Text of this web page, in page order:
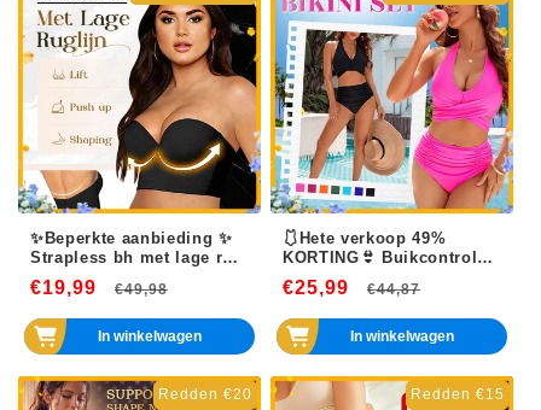
✨Beperkte aanbieding ✨
Strapless bh met lage rug
(Eersteklas stof)
€19,99
Normale
prijs
€49,98 Aanbiedingsprijs
In winkelwagen
🩱Hete verkoop 49%
KORTING👙 Buikcontrole
Badpakken Bescheiden
Hoge Taille Bikini Sets
€25,99
Normale
prijs
€44,87
In winkelwagen
Redden €20 Redden €15